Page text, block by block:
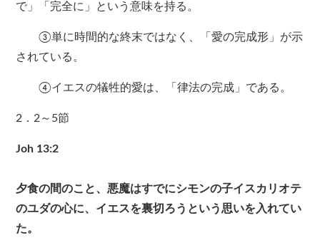
で」「完全に」という意味を持る。
③単に時間的な終末ではなく、「愛の完成形」が示
されている。
④イエスの犠牲的愛は、「律法の完成」である。
2．2～5節
Joh 13:2
夕食の間のこと、悪魔はすでにシモンの子イスカリオテ
のユダの心に、イエスを裏切ろうという思いを入れてい
た。